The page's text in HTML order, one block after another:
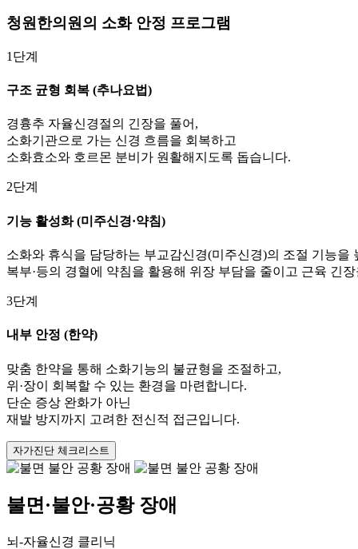
청원한의원의 소화 안정 프로그램
1단계
구조 균형 회복 (추나요법)
경흉추 자율신경절의 긴장을 풀어,
소화기관으로 가는 신경 흐름을 회복하고
소화효소와 호르몬 분비가 원활해지도록 돕습니다.
2단계
기능 활성화 (미주신경·약침)
소화와 휴식을 담당하는 부교감신경(미주신경)의 조절 기능을
복부·등의 경혈에 약침을 활용해 위장 부담을 줄이고 근육 긴
3단계
내부 안정 (한약)
맞춤 한약을 통해 소화기능의 불균형을 조절하고,
위·장이 회복할 수 있는 환경을 마련합니다.
단순 증상 완화가 아닌
재발 방지까지 고려한 전신적 접근입니다.
자가진단 체크리스트
불면·불안·공황 장애
뇌-자율신경 클리닉